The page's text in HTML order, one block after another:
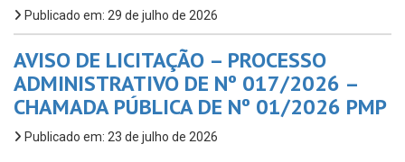
Publicado em: 29 de julho de 2026
AVISO DE LICITAÇÃO – PROCESSO
ADMINISTRATIVO DE Nº 017/2026 –
CHAMADA PÚBLICA DE Nº 01/2026 PMP
Publicado em: 23 de julho de 2026